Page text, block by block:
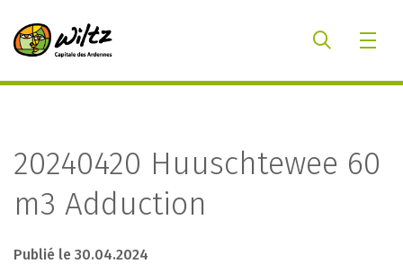
20240420 Huuschtewee 60
m3 Adduction
Publié le 30.04.2024